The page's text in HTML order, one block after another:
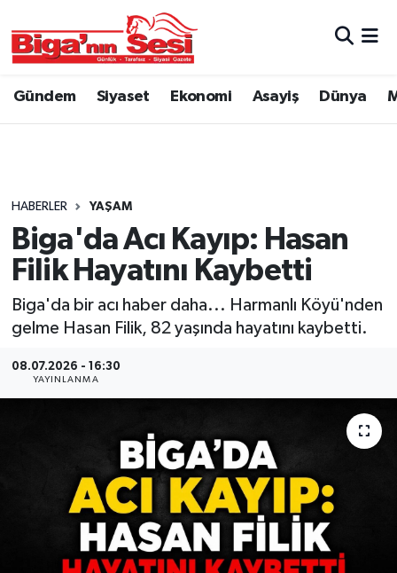
Gündem Siyaset Ekonomi Asayiş Dünya
HABERLER YAŞAM
Biga'da Acı Kayıp: Hasan
Filik Hayatını Kaybetti
Biga'da bir acı haber daha... Harmanlı Köyü'nden
gelme Hasan Filik, 82 yaşında hayatını kaybetti.
08.07.2026 - 16:30
YAYINLANMA
Asayiş
Belediye
Dünya
Ekonomi
Genel
Hava Durumu
Kültür Sanat
Çanakkale Hava Durumu
Tüm Manşetler
Son Dakika Haberleri